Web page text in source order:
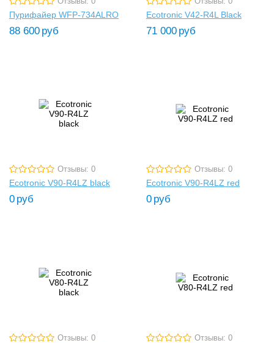
Пурифайер WFP-734ALRO
88 600 руб
Ecotronic V42-R4L Black
71 000 руб
Отзывы: 0
Ecotronic V90-R4LZ black
0 руб
Отзывы: 0
Ecotronic V90-R4LZ red
0 руб
Отзывы: 0 Отзывы: 0